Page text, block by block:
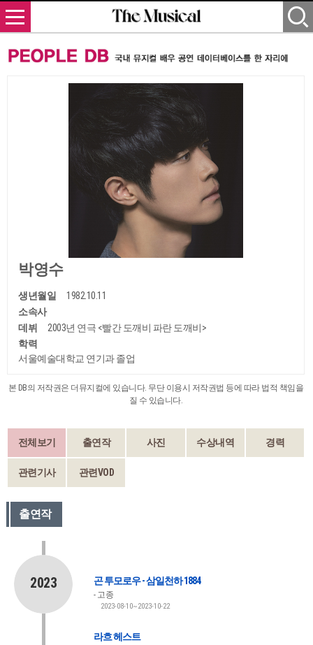
박영수
생년월일
1982.10.11
소속사
데뷔
2003년 연극 <빨간 도깨비 파란 도깨비>
학력
서울예술대학교 연기과 졸업
본 DB의 저작권은 더뮤지컬에 있습니다. 무단 이용시 저작권법 등에 따라 법적 책임을
질 수 있습니다.
전체보기 출연작 사진 수상내역 경력
관련기사 관련VOD
출연작
2023 곤 투모로우 - 삼일천하 1884
고종
2023-08-10~2023-10-22
라흐 헤스트